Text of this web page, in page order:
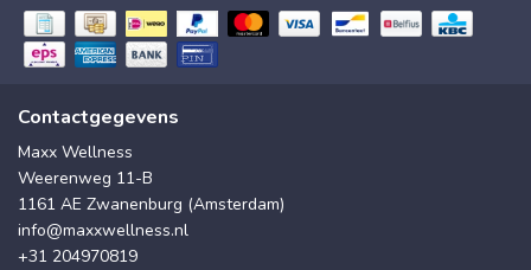
Contactgegevens
Maxx Wellness
Weerenweg 11-B
1161 AE Zwanenburg (Amsterdam)
info@maxxwellness.nl
+31 204970819